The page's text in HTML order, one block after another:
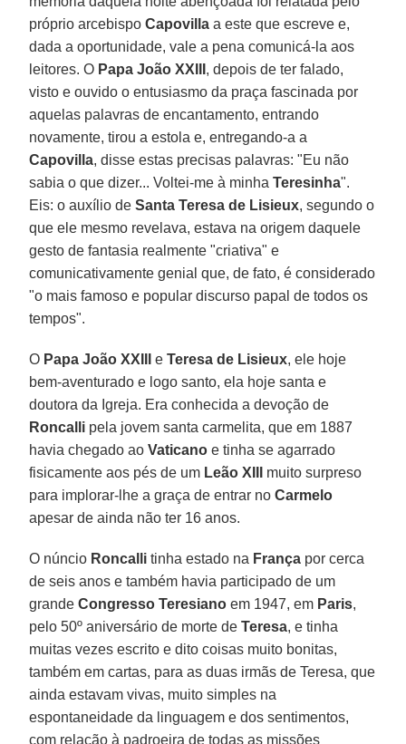
próprio arcebispoCapovilla a este que escreve e,
dada a oportunidade, vale a pena comunicá-la aos
leitores. O Papa João XXIII , depois de ter falado,
visto e ouvido o entusiasmo da praça fascinada por
aquelas palavras de encantamento, entrando
novamente, tirou a estola e, entregando-a a
Capovilla, disse estas precisas palavras: "Eu não
sabia o que dizer... Voltei-me à minhaTeresinha".
Eis: o auxílio deSanta Teresa de Lisieux, segundo o
que ele mesmo revelava, estava na origem daquele
gesto de fantasia realmente "criativa" e
comunicativamente genial que, de fato, é considerado
"o mais famoso e popular discurso papal de todos os
tempos".
O Papa João XXIII eTeresa de Lisieux, ele hoje
bem-aventurado e logo santo, ela hoje santa e
doutora da Igreja. Era conhecida a devoção de
Roncalli pela jovem santa carmelita, que em 1887
havia chegado aoVaticano e tinha se agarrado
fisicamente aos pés de um Leão XIII
muito surpreso
para implorar-lhe a graça de entrar noCarmelo
apesar de ainda não ter 16 anos.
O núncio Roncalli tinha estado na França por cerca
de seis anos e também havia participado de um
grandeCongresso Teresiano em 1947, em Paris,
pelo 50º aniversário de morte deTeresa, e tinha
muitas vezes escrito e dito coisas muito bonitas,
também em cartas, para as duas irmãs de Teresa, que
ainda estavam vivas, muito simples na
espontaneidade da linguagem e dos sentimentos,
com relação à padroeira de todas as missões